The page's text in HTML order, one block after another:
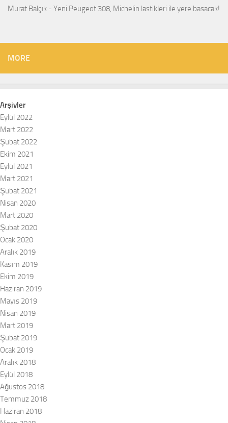
Murat Balçık - Yeni Peugeot 308, Michelin lastikleri ile yere basacak!
MORE
Arşivler
Eylül 2022
Mart 2022
Şubat 2022
Ekim 2021
Eylül 2021
Mart 2021
Şubat 2021
Nisan 2020
Mart 2020
Şubat 2020
Ocak 2020
Aralık 2019
Kasım 2019
Ekim 2019
Haziran 2019
Mayıs 2019
Nisan 2019
Mart 2019
Şubat 2019
Ocak 2019
Aralık 2018
Eylül 2018
Ağustos 2018
Temmuz 2018
Haziran 2018